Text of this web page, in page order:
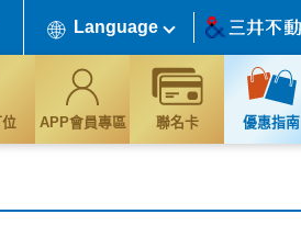
Language
APP會員專區 聯名卡 優惠指南